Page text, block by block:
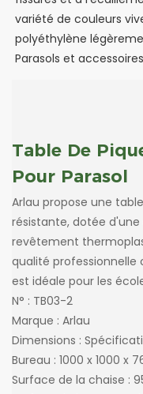
variété de couleurs
polyéthylène
Parasols et
Table De
Pour Parasol
Arlau propose une
résistante, dotée
revêtement
qualité
est idéale pour les
N° : TB03-2
Marque : Arlau
Dimensions :
Bureau : 1000 x 1000 x
Surface de la chaise :